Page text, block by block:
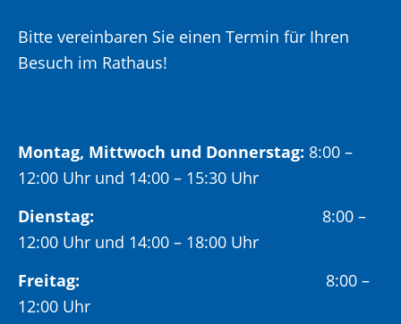
Bitte vereinbaren Sie einen Termin für Ihren
Besuch im Rathaus!
Montag, Mittwoch und Donnerstag: 8:00 –
12:00 Uhr und 14:00 – 15:30 Uhr
Dienstag: 8:00 –
12:00 Uhr und 14:00 – 18:00 Uhr
Freitag:
8:00 –
12:00 Uhr